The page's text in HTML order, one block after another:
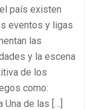
país existen
eventos y ligas
las
y la escena
de los
como:
Una de las […]